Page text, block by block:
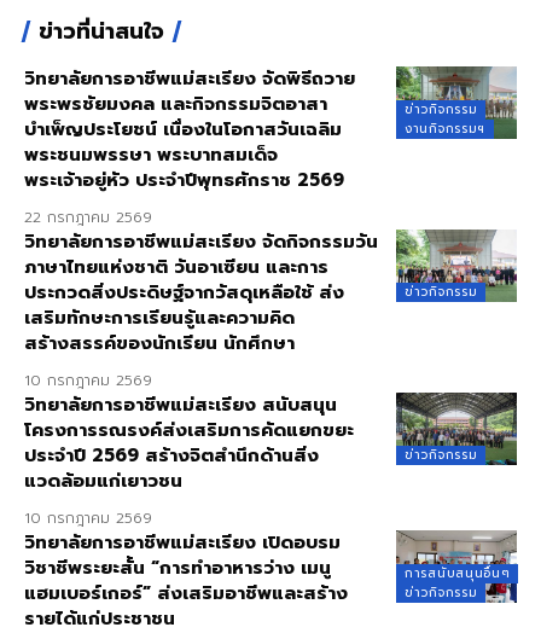
ข่าวที่น่าสนใจ
ข่าวกิจกรรม
งานกิจกรรมฯ
วิทยาลัยการอาชีพแม่สะเรียง จัดพิธีถวาย
พระพรชัยมงคล และกิจกรรมจิตอาสา
บำเพ็ญประโยชน์ เนื่องในโอกาสวันเฉลิม
พระชนมพรรษา พระบาทสมเด็จ
พระเจ้าอยู่หัว ประจำปีพุทธศักราช 2569
22 กรกฎาคม 2569
ข่าวกิจกรรม
วิทยาลัยการอาชีพแม่สะเรียง จัดกิจกรรมวัน
ภาษาไทยแห่งชาติ วันอาเซียน และการ
ประกวดสิ่งประดิษฐ์จากวัสดุเหลือใช้ ส่ง
เสริมทักษะการเรียนรู้และความคิด
สร้างสรรค์ของนักเรียน นักศึกษา
10 กรกฎาคม 2569
ข่าวกิจกรรม
วิทยาลัยการอาชีพแม่สะเรียง สนับสนุน
โครงการรณรงค์ส่งเสริมการคัดแยกขยะ
ประจำปี 2569 สร้างจิตสำนึกด้านสิ่ง
แวดล้อมแก่เยาวชน
10 กรกฎาคม 2569
การสนับสนุนอื่นๆ
ข่าวกิจกรรม
วิทยาลัยการอาชีพแม่สะเรียง เปิดอบรม
วิชาชีพระยะสั้น “การทำอาหารว่าง เมนู
แฮมเบอร์เกอร์” ส่งเสริมอาชีพและสร้าง
รายได้แก่ประชาชน